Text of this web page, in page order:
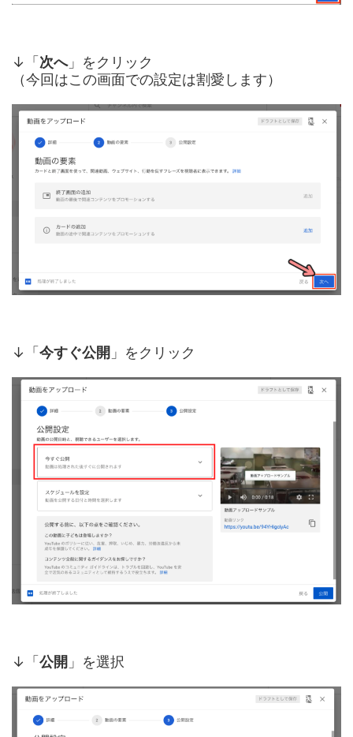
↓「 次へ」をクリック
（今回はこの画面での設定は割愛します）
↓「 今すぐ公開 」をクリック
↓「 公開 」を選択